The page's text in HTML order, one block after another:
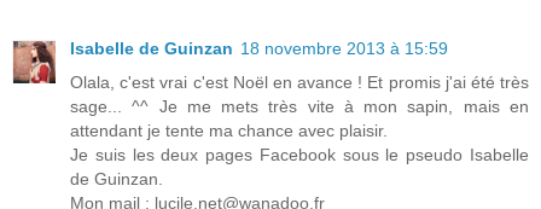
Isabelle de Guinzan 18 novembre 2013 à 15:59
Olala, c'est vrai c'est Noël en avance ! Et promis j'ai été très
sage... ^^ Je me mets très vite à mon sapin, mais en
attendant je tente ma chance avec plaisir.
Je suis les deux pages Facebook sous le pseudo Isabelle
de Guinzan.
Mon mail : lucile.net@wanadoo.fr